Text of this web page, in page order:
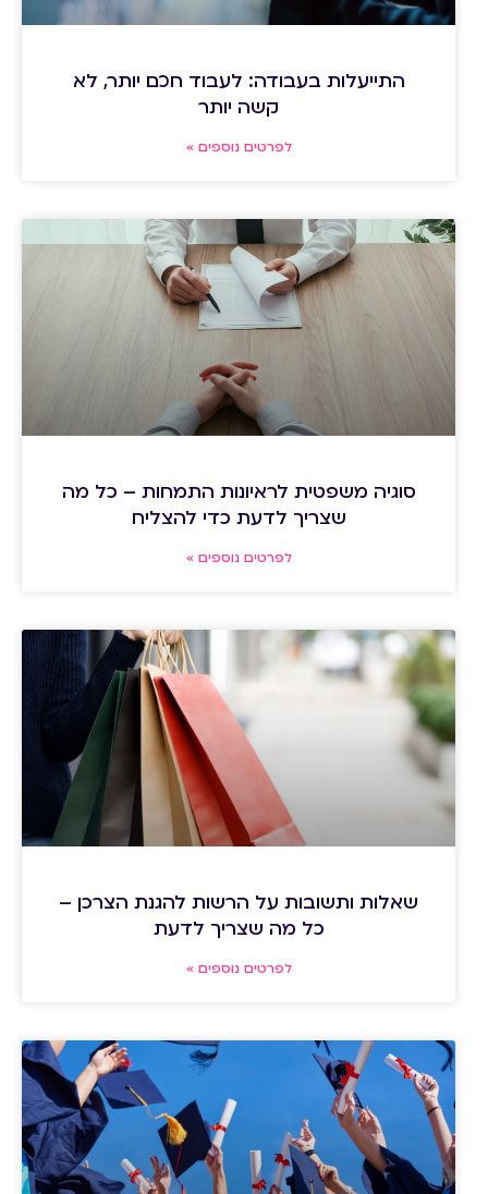
התייעלות בעבודה: לעבוד חכם יותר, לא
קשה יותר
לפרטים נוספים »
סוגיה משפטית לראיונות התמחות – כל מה
שצריך לדעת כדי להצליח
לפרטים נוספים »
שאלות ותשובות על הרשות להגנת הצרכן –
כל מה שצריך לדעת
לפרטים נוספים »